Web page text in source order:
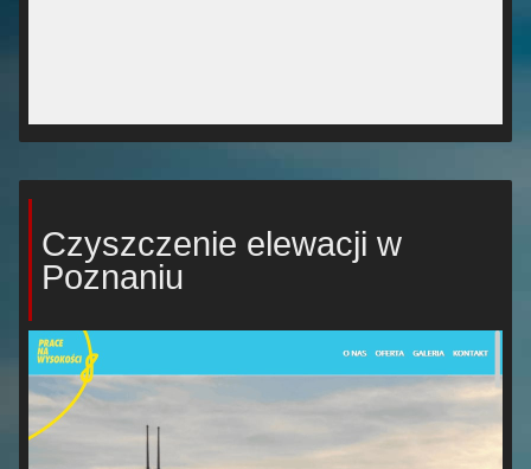
Czyszczenie elewacji w
Poznaniu